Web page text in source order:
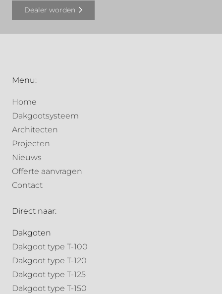
Dealer worden
Menu:
Home
Dakgootsysteem
Architecten
Projecten
Nieuws
Offerte aanvragen
Contact
Direct naar:
Dakgoten
Dakgoot type T-100
Dakgoot type T-120
Dakgoot type T-125
Dakgoot type T-150